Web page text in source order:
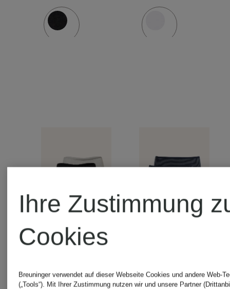
MULTIPACKS
SCHIESSER
Ihre Zustimmung
Cookies
Breuninger verwendet auf dieser Webseite Cookies und andere Web-
(„Tools“). Mit Ihrer Zustimmung nutzen wir und unsere Partner